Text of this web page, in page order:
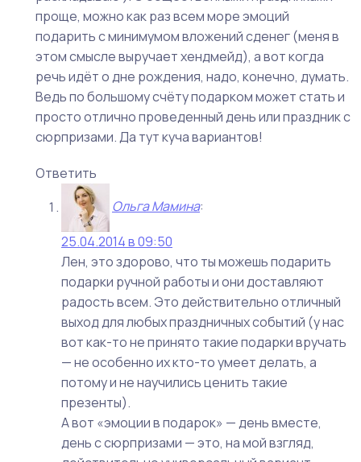
проще, можно как раз всем море эмоций
подарить с минимумом вложений сденег (меня в
этом смысле выручает хендмейд), а вот когда
речь идёт о дне рождения, надо, конечно, думать.
Ведь по большому счёту подарком может стать и
просто отлично проведенный день или праздник с
сюрпризами. Да тут куча вариантов!
Ответить
Ольга Мамина:
25.04.2014 в 09:50
Лен, это здорово, что ты можешь подарить
подарки ручной работы и они доставляют
радость всем. Это действительно отличный
выход для любых праздничных событий (у нас
вот как-то не принято такие подарки вручать
— не особенно их кто-то умеет делать, а
потому и не научились ценить такие
презенты).
А вот «эмоции в подарок» — день вместе,
день с сюрпризами — это, на мой взгляд,